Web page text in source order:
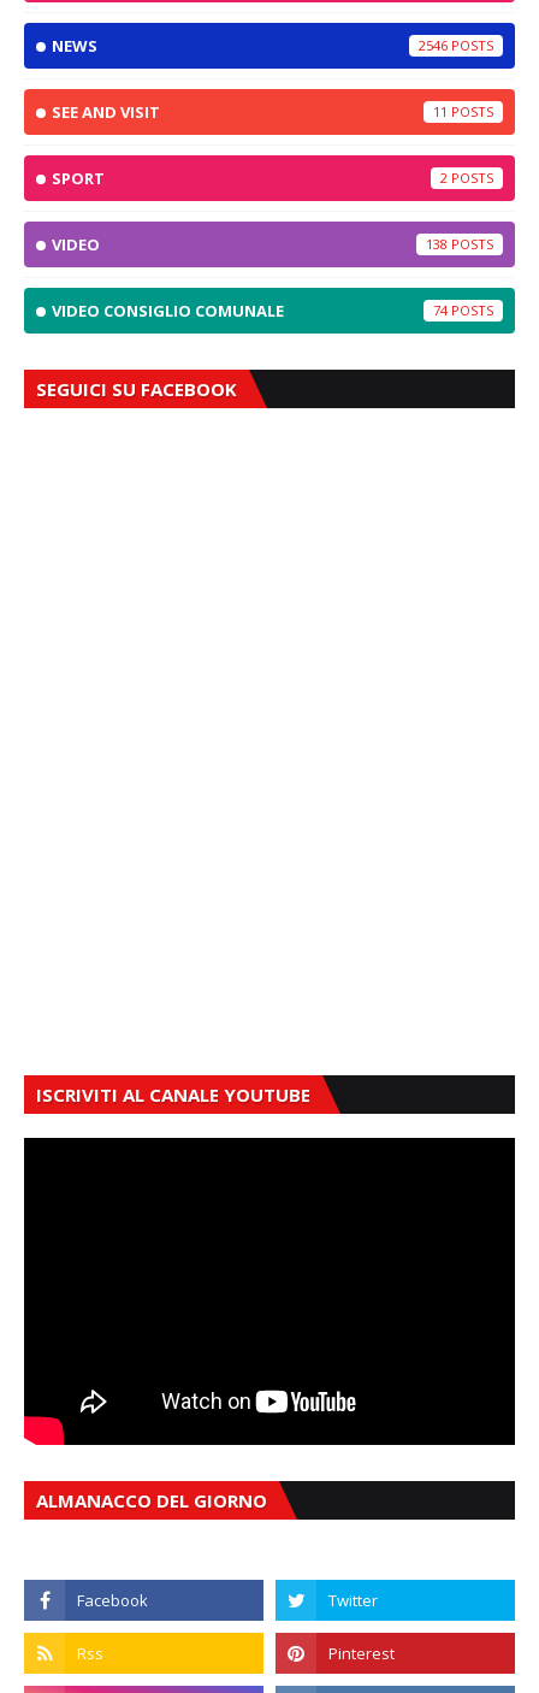
NEWS 2546
SEE AND VISIT 11
SPORT 2
VIDEO 138
VIDEO CONSIGLIO COMUNALE 74
SEGUICI SU FACEBOOK
ISCRIVITI AL CANALE YOUTUBE
ALMANACCO DEL GIORNO